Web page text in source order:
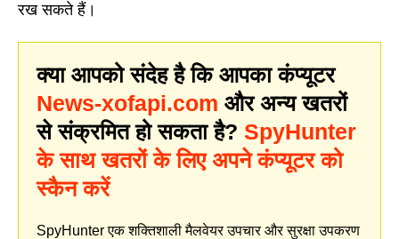
रख सकते हैं।
क्या आपको संदेह है कि आपका कंप्यूटर
News-xofapi.com और अन्य खतरों
से संक्रमित हो सकता है? SpyHunter
के साथ खतरों के लिए अपने कंप्यूटर को
स्कैन करें
SpyHunter एक शक्तिशाली मैलवेयर उपचार और सुरक्षा उपकरण